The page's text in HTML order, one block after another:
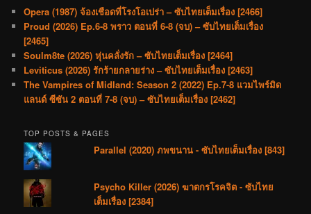
Opera (1987) จ้องเชือดที่โรงโอเปร่า – ซับไทยเต็มเรื่อง [2466]
Proud (2026) Ep.6-8 พราว ตอนที่ 6-8 (จบ) – ซับไทยเต็มเรื่อง
[2465]
Soulm8te (2026) หุ่นคลั่งรัก – ซับไทยเต็มเรื่อง [2464]
Leviticus (2026) รักร้ายกลายร่าง – ซับไทยเต็มเรื่อง [2463]
The Vampires of Midland: Season 2 (2022) Ep.7-8 แวมไพร์มิด
แลนด์ ซีซัน 2 ตอนที่ 7-8 (จบ) – ซับไทยเต็มเรื่อง [2462]
TOP POSTS & PAGES
Parallel (2020) ภพขนาน - ซับไทยเต็มเรื่อง [843]
Psycho Killer (2026) ฆาตกรโรคจิต - ซับไทย
เต็มเรื่อง [2384]